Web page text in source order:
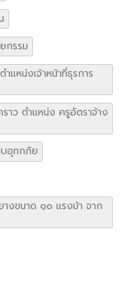
กรรม
แหน่งเจ้าหน้าที่ธุรการ
าว ตำแหน่ง ครูอัตราจ้าง
บอุทกภัย
งขนาด ๑๐ แรงม้า จาก